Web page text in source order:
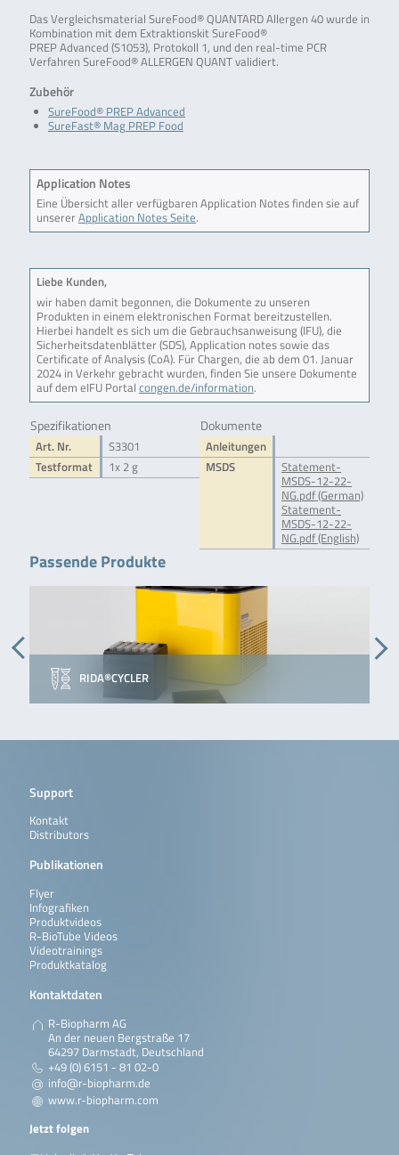
Das Vergleichsmaterial SureFood® QUANTARD Allergen 40 wurde in
Kombination mit dem Extraktionskit SureFood®
PREP Advanced (S1053), Protokoll 1, und den real-time PCR
Verfahren SureFood® ALLERGEN QUANT validiert.
Zubehör
SureFood® PREP Advanced
SureFast® Mag PREP Food
Application Notes
Eine Übersicht aller verfügbaren Application Notes finden sie auf
unsererApplication Notes Seite.
Liebe Kunden,
wir haben damit begonnen, die Dokumente zu unseren
Produkten in einem elektronischen Format bereitzustellen.
Hierbei handelt es sich um die Gebrauchsanweisung (IFU), die
Sicherheitsdatenblätter (SDS), Application notes sowie das
Certificate of Analysis (CoA). Für Chargen, die ab dem 01. Januar
2024 in Verkehr gebracht wurden, finden Sie unsere Dokumente
auf dem eIFU Portal congen.de/information.
Spezifikationen
Art. Nr.
S3301
Testformat
1x 2 g
Dokumente
Anleitungen
MSDS
Statement-
MSDS-12-22-
NG.pdf (German)
Statement-
MSDS-12-22-
NG.pdf (English)
Passende Produkte
RIDA®CYCLER
Support
Kontakt
Distributors
Publikationen
Flyer
Infografiken
Produktvideos
R-BioTube Videos
Videotrainings
Produktkatalog
Kontaktdaten
R-Biopharm AG
An der neuen Bergstraße 17
64297 Darmstadt, Deutschland
+49 (0) 6151 - 81 02-0
info@r-biopharm.de
www.r-biopharm.com
Jetzt folgen